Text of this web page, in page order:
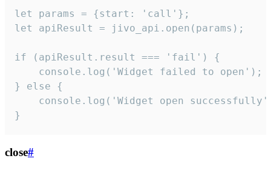
let params = {start: 'call'};
let apiResult = jivo_api.open(params);
if (apiResult.result === 'fail') {
    console.log('Widget failed to open');
} else {
console.log('Widget open
}
close#